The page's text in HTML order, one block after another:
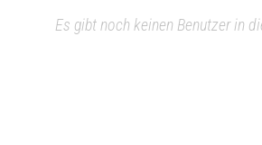
Es gibt noch keinen Benutzer in